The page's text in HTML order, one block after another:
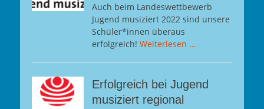
Auch beim Landeswettbewerb
Jugend musiziert 2022 sind unsere
Schüler*innen überaus
erfolgreich! Weiterlesen …
Erfolgreich bei Jugend
musiziert regional